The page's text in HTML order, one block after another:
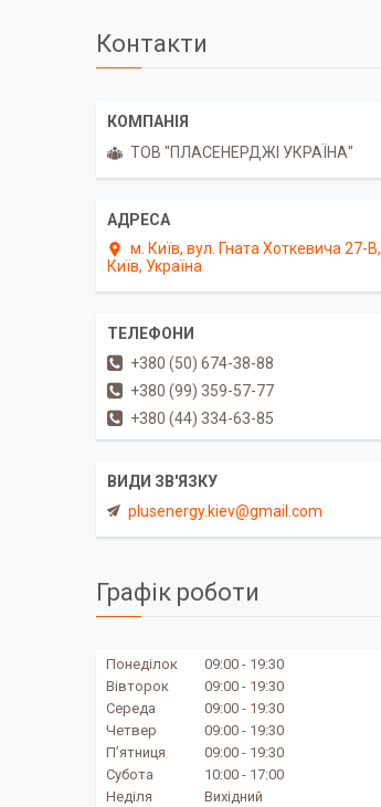
Контакти
ТОВ "ПЛАСЕНЕРДЖІ УКРАЇНА"
м. Київ, вул. Гната Хоткевича 27-В,
Київ, Україна
+380 (50) 674-38-88
+380 (99) 359-57-77
+380 (44) 334-63-85
plusenergy.kiev@gmail.com
Графік роботи
Понеділок 09:00
19:30
Вівторок
09:00
19:30
Середа
09:00
19:30
Четвер
09:00
19:30
Пʼятниця
09:00
19:30
Субота
10:00
17:00
Неділя
Вихідний